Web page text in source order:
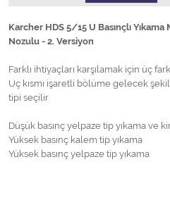
Karcher HDS 5/15 U Basınçlı
Nozulu - 2. Versiyon
Farklı ihtiyaçları karşılamak için üç
Uç kısmı işaretli bölüme gelecek
tipi seçilir
Düşük basınç yelpaze tip yıkama ve
Yüksek basınç kalem tip yıkama
Yüksek basınç yelpaze tip yıkama